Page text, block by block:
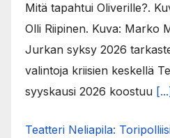
Mitä tapahtui Oliverille?.
Olli Riipinen. Kuva: Marko
Jurkan syksy 2026
valintoja kriisien keskellä
syyskausi 2026 koostuu [...]
Teatteri Neliapila: